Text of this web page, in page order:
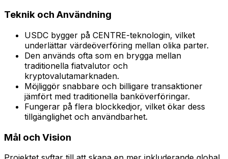
Teknik och Användning
USDC bygger på CENTRE-teknologin, vilket
underlättar värdeöverföring mellan olika parter.
Den används ofta som en brygga mellan
traditionella fiatvalutor och
kryptovalutamarknaden.
Möjliggör snabbare och billigare transaktioner
jämfört med traditionella banköverföringar.
Fungerar på flera blockkedjor, vilket ökar dess
tillgänglighet och användbarhet.
Mål och Vision